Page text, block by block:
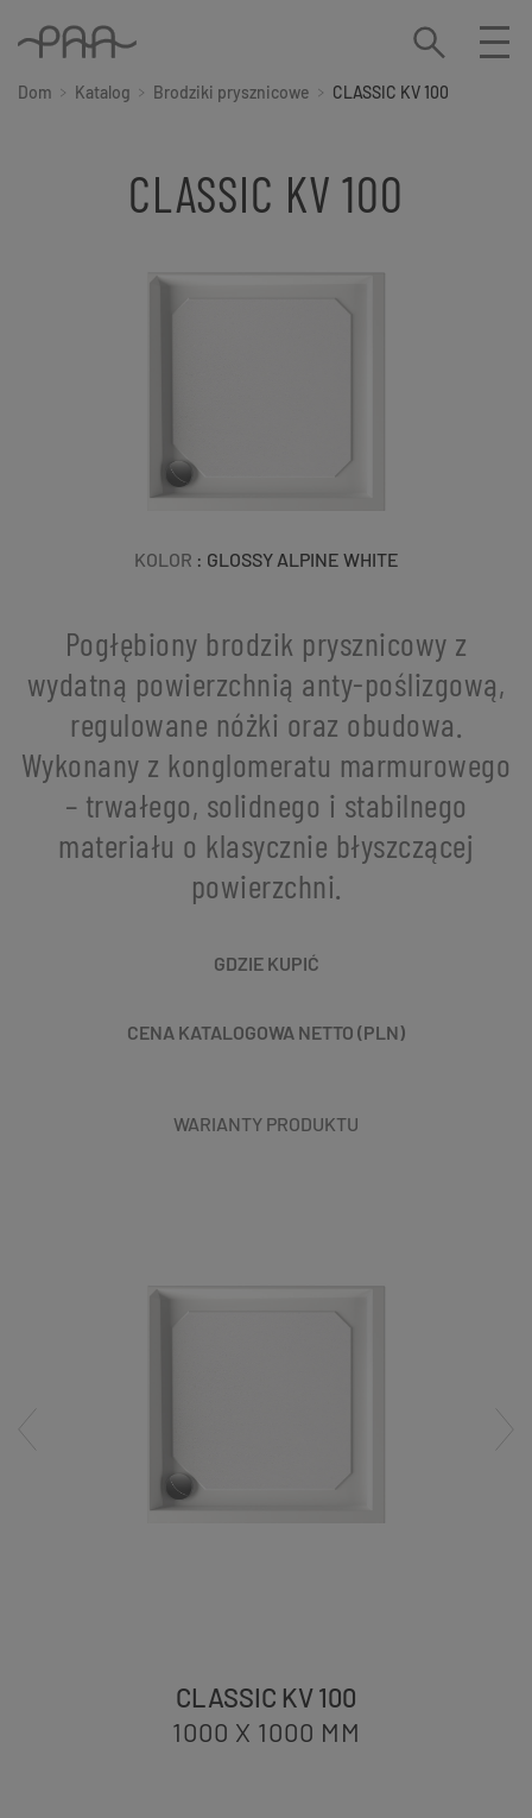
Dom Katalog Brodziki prysznicowe CLASSIC KV 100
CLASSIC KV 100
KOLOR : GLOSSY ALPINE WHITE
Pogłębiony brodzik prysznicowy z
wydatną powierzchnią anty-poślizgową,
regulowane nóżki oraz obudowa.
Wykonany z konglomeratu marmurowego
– trwałego, solidnego i stabilnego
materiału o klasycznie błyszczącej
powierzchni.
GDZIE KUPIĆ
CENA KATALOGOWA NETTO (PLN)
WARIANTY PRODUKTU
CLASSIC KV 100
1000 X 1000 MM